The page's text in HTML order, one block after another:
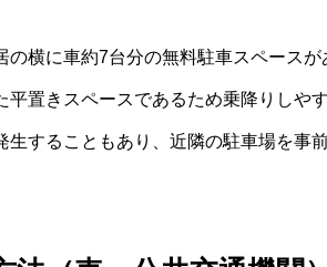
の横に車約7台分の無料駐車スペース
平置きスペースであるため乗降りしや
生することもあり、近隣の駐車場を事